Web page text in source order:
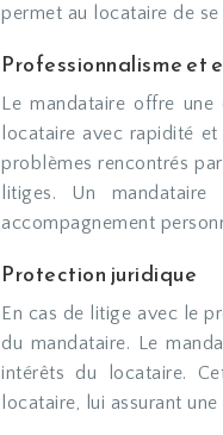
permet au locataire de
Professionnalisme et
Le mandataire offre
locataire avec rapidité
problèmes rencontrés
litiges. Un
accompagnement
Protection juridique
En cas de litige avec le
du mandataire. Le
intérêts du locataire.
locataire, lui assurant